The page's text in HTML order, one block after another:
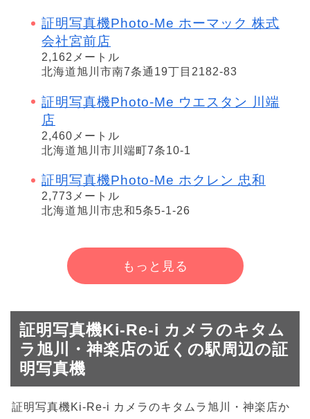
証明写真機Photo-Me ホーマック 株式
会社宮前店
2,162メートル
北海道旭川市南7条通19丁目2182-83
証明写真機Photo-Me ウエスタン 川端
店
2,460メートル
北海道旭川市川端町7条10-1
証明写真機Photo-Me ホクレン 忠和
2,773メートル
北海道旭川市忠和5条5-1-26
もっと見る
証明写真機Ki-Re-i カメラのキタム
ラ旭川・神楽店の近くの駅周辺の証
明写真機
証明写真機Ki-Re-i カメラのキタムラ旭川・神楽店か